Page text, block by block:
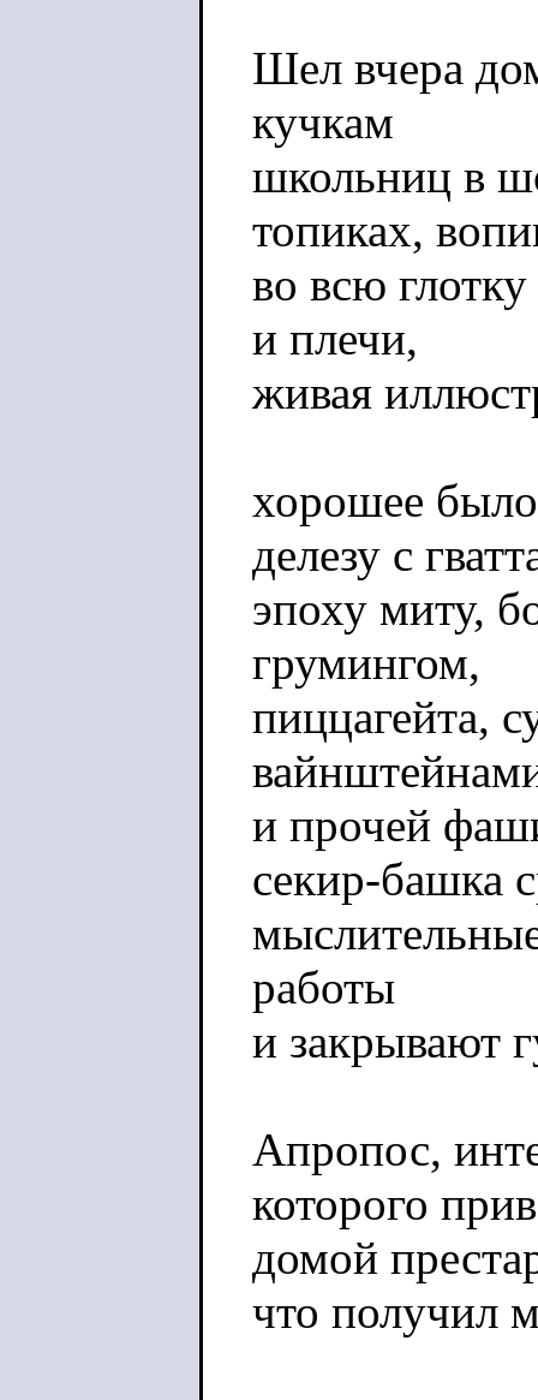
Шел вчера
кучкам
школьниц в
топиках,
во всю
и плечи,
живая
хорошее
делезу с
эпоху миту,
грумингом,
пиццагейта,
и прочей
секир-башка
работы
и закрывают
Апропос,
которого
домой
что получил